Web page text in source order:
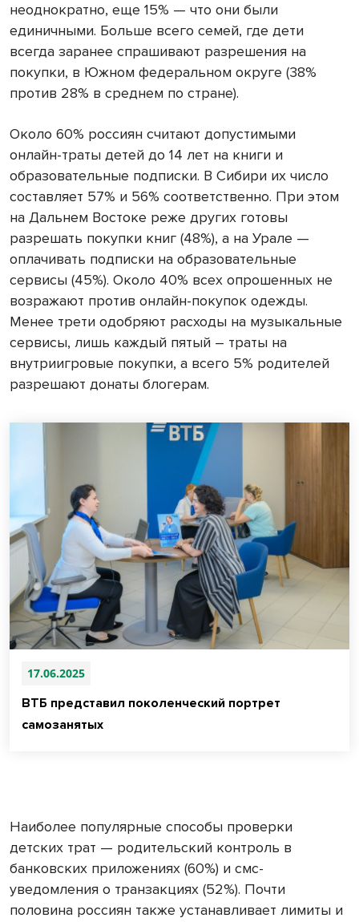
неоднократно, еще 15% — что они были
единичными. Больше всего семей, где дети
всегда заранее спрашивают разрешения на
покупки, в Южном федеральном округе (38%
против 28% в среднем по стране).
Около 60% россиян считают допустимыми
онлайн-траты детей до 14 лет на книги и
образовательные подписки. В Сибири их число
составляет 57% и 56% соответственно. При этом
на Дальнем Востоке реже других готовы
разрешать покупки книг (48%), а на Урале —
оплачивать подписки на образовательные
сервисы (45%). Около 40% всех опрошенных не
возражают против онлайн-покупок одежды.
Менее трети одобряют расходы на музыкальные
сервисы, лишь каждый пятый – траты на
внутриигровые покупки, а всего 5% родителей
разрешают донаты блогерам.
17.06.2025
ВТБ представил поколенческий портрет
самозанятых
Наиболее популярные способы проверки
детских трат — родительский контроль в
банковских приложениях (60%) и смс-
уведомления о транзакциях (52%). Почти
половина россиян также устанавливает лимиты и